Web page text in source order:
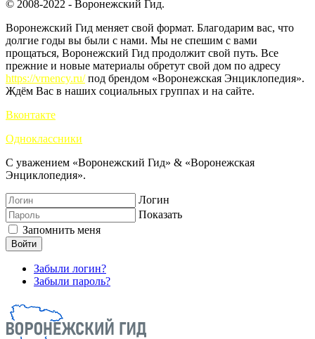
© 2008-2022 - Воронежский Гид.
Воронежский Гид меняет свой формат. Благодарим вас, что
долгие годы вы были с нами. Мы не спешим с вами
прощаться, Воронежский Гид продолжит свой путь. Все
прежние и новые материалы обретут свой дом по адресу
https://vrnency.ru/под брендом «Воронежская Энциклопедия».
Ждём Вас в наших социальных группах и на сайте.
Вконтакте
Одноклассники
С уважением «Воронежский Гид» & «Воронежская
Энциклопедия».
Логин
Показать
Запомнить меня
Войти
Забыли логин?
Забыли пароль?